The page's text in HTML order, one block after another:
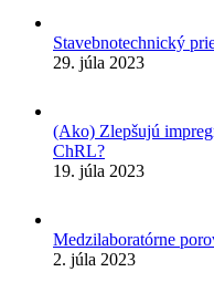
Stavebnotechnický
29. júla 2023
(Ako) Zlepšujú
ChRL?
19. júla 2023
Medzilaboratórne
2. júla 2023